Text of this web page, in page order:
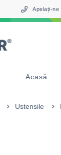
Apelați-ne
Acasă
Ustensile